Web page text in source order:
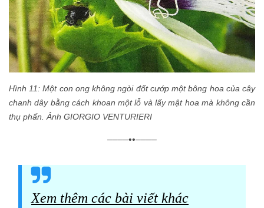
Hình 11: Một con ong không ngòi đốt cướp một bông hoa của cây
chanh dây bằng cách khoan một lỗ và lấy mật hoa mà không cần
thụ phấn. Ảnh GIORGIO VENTURIERI
––––••––––
Xem thêm các bài viết khác